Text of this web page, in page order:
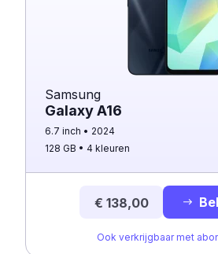
Samsung
Galaxy A16
6.7 inch
2024
128 GB
4 kleuren
€ 138,00
Ook verkrijgbaar met